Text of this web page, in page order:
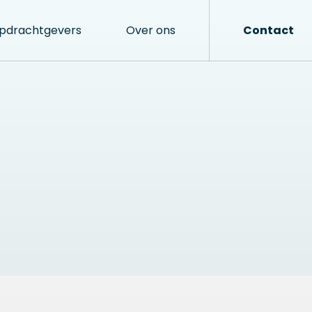
Over ons Contact